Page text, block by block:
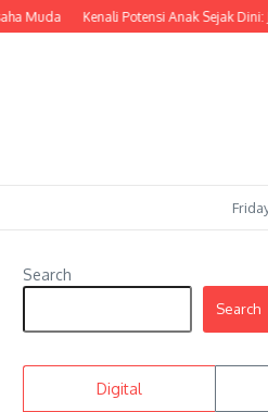
Kenali Potensi Anak Sejak Dini:
Search
Search
Digital